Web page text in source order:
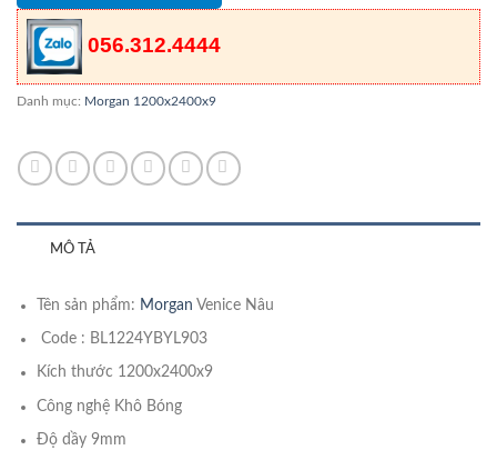
056.312.4444
Danh mục: Morgan 1200x2400x9
MÔ TẢ
Tên sản phẩm: Morgan Venice Nâu
Code : BL1224YBYL903
Kích thước 1200x2400x9
Công nghệ Khô Bóng
Độ dầy 9mm